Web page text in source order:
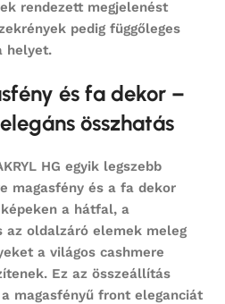
rendezett megjelenést
pedig függőleges
helyet.
és fa dekor –
összhatás
HG egyik legszebb
magasfény és a fa dekor
a hátfal, a
az oldalzáró elemek meleg
a világos cashmere
Ez az összeállítás
magasfényű front eleganciát